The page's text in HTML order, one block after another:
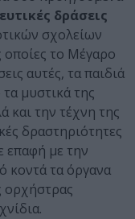
δράσεις
σχολείων
το Μέγαρο
αυτές, τα παιδιά
μυστικά της
και την τέχνη της
δραστηριότητες
επαφή με την
κοντά τα όργανα
ορχήστρας